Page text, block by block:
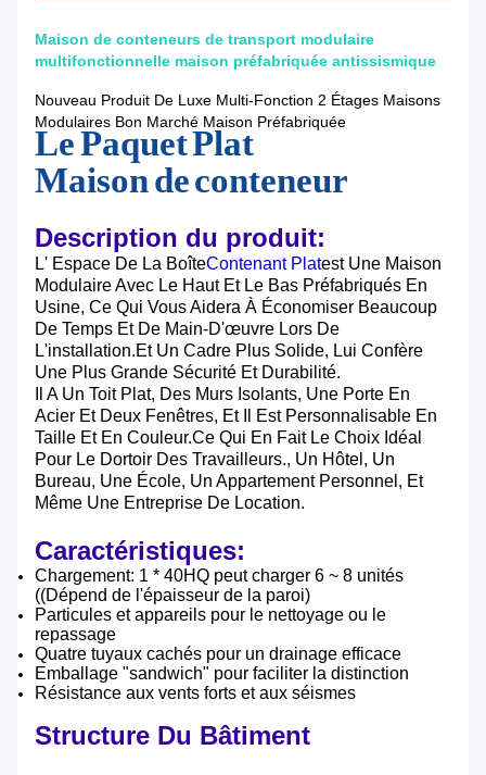
Maison de conteneurs de transport modulaire
multifonctionnelle maison préfabriquée antissismique
Nouveau Produit De Luxe Multi-Fonction 2 Étages Maisons
Modulaires Bon Marché Maison Préfabriquée
Le Paquet Plat
Maison de conteneur
Description du produit:
L' Espace De La BoîteContenant PlatEst Une Maison
Modulaire Avec Le Haut Et Le Bas Préfabriqués En
Usine, Ce Qui Vous Aidera À Économiser Beaucoup
De Temps Et De Main-D'œuvre Lors De
L'installation.et Un Cadre Plus Solide, Lui Confère
Une Plus Grande Sécurité Et Durabilité.
Il A Un Toit Plat, Des Murs Isolants, Une Porte En
Acier Et Deux Fenêtres, Et Il Est Personnalisable En
Taille Et En Couleur.Ce Qui En Fait Le Choix Idéal
Pour Le Dortoir Des Travailleurs., Un Hôtel, Un
Bureau, Une École, Un Appartement Personnel, Et
Même Une Entreprise De Location.
Caractéristiques:
Chargement: 1 * 40HQ peut charger 6 ~ 8 unités
((Dépend de l'épaisseur de la paroi)
Particules et appareils pour le nettoyage ou le
repassage
Quatre tuyaux cachés pour un drainage efficace
Emballage "sandwich" pour faciliter la distinction
Résistance aux vents forts et aux séismes
Structure Du Bâtiment